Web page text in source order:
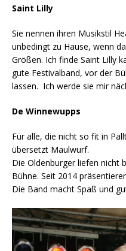
Saint Lilly
Sie nennen ihren Musikstil
unbedingt zu Hause, wenn
Größen. Ich finde Saint Lilly
gute Festivalband, vor der
lassen. Ich werde sie mir
De Winnewupps
Für alle, die nicht so fit in
übersetzt Maulwurf.
Die Oldenburger liefen nicht
Bühne. Seit 2014
Die Band macht Spaß und